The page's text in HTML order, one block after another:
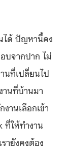
ได้ ปัญหานี้คง
บจากปาก ไม่
นที่เปลี่ยนไป
นที่บ้านมา
านเลือกเข้า
ให้ทำงาน
ายังคงต้อง